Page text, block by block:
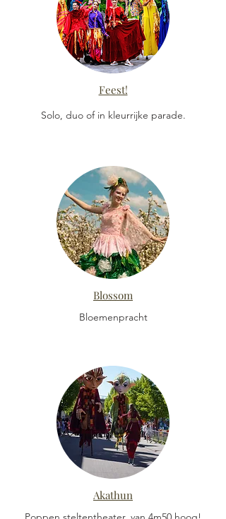
Feest!
Solo, duo of in kleurrijke parade.
Blossom
Bloemenpracht
Akathun